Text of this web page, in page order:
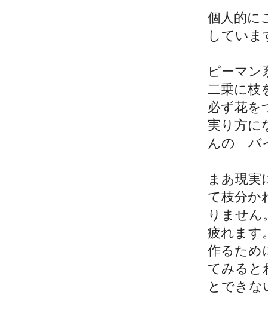
個人的に
していま
ピーマン
二乗に枝
必ず花を
実り方に
んの「
まあ現実
て枝分か
りません
疲れます
作るため
てみると
とできな